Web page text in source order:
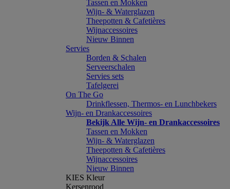
Tassen en Mokken
Wijn- & Waterglazen
Theepotten & Cafetières
Wijnaccessoires
Nieuw Binnen
Servies
Borden & Schalen
Serveerschalen
Servies sets
Tafelgerei
On The Go
Drinkflessen, Thermos- en Lunchbekers
Wijn- en Drankaccessoires
Bekijk Alle Wijn- en Drankaccessoires
Tassen en Mokken
Wijn- & Waterglazen
Theepotten & Cafetières
Wijnaccessoires
Nieuw Binnen
KIES Kleur
Kersenrood